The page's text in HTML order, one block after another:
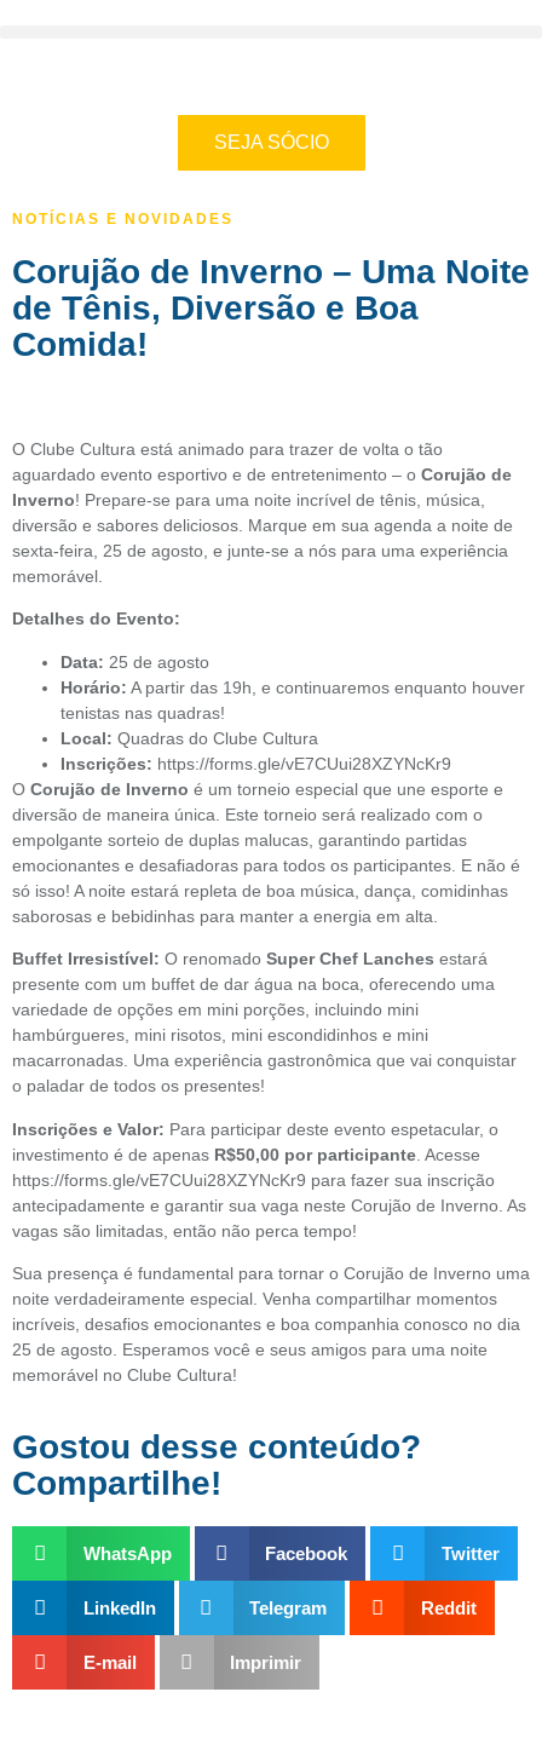
SEJA SÓCIO
NOTÍCIAS E NOVIDADES
Corujão de Inverno – Uma Noite
de Tênis, Diversão e Boa
Comida!
O Clube Cultura está animado para trazer de volta o tão
aguardado evento esportivo e de entretenimento – o Corujão de
Inverno! Prepare-se para uma noite incrível de tênis, música,
diversão e sabores deliciosos. Marque em sua agenda a noite de
sexta-feira, 25 de agosto, e junte-se a nós para uma experiência
memorável.
Detalhes do Evento:
Data: 25 de agosto
Horário: A partir das 19h, e continuaremos enquanto houver
tenistas nas quadras!
Local: Quadras do Clube Cultura
Inscrições: https://forms.gle/vE7CUui28XZYNcKr9
O Corujão de Inverno é um torneio especial que une esporte e
diversão de maneira única. Este torneio será realizado com o
empolgante sorteio de duplas malucas, garantindo partidas
emocionantes e desafiadoras para todos os participantes. E não é
só isso! A noite estará repleta de boa música, dança, comidinhas
saborosas e bebidinhas para manter a energia em alta.
Buffet Irresistível: O renomado Super Chef Lanches estará
presente com um buffet de dar água na boca, oferecendo uma
variedade de opções em mini porções, incluindo mini
hambúrgueres, mini risotos, mini escondidinhos e mini
macarronadas. Uma experiência gastronômica que vai conquistar
o paladar de todos os presentes!
Inscrições e Valor: Para participar deste evento espetacular, o
investimento é de apenas R$50,00 por participante . Acesse
https://forms.gle/vE7CUui28XZYNcKr9 para fazer sua inscrição
antecipadamente e garantir sua vaga neste Corujão de Inverno. As
vagas são limitadas, então não perca tempo!
Sua presença é fundamental para tornar o Corujão de Inverno uma
noite verdadeiramente especial. Venha compartilhar momentos
incríveis, desafios emocionantes e boa companhia conosco no dia
25 de agosto. Esperamos você e seus amigos para uma noite
memorável no Clube Cultura!
Gostou desse conteúdo?
Compartilhe!
WhatsApp Facebook Twitter
LinkedIn Telegram Reddit
E-mail Imprimir